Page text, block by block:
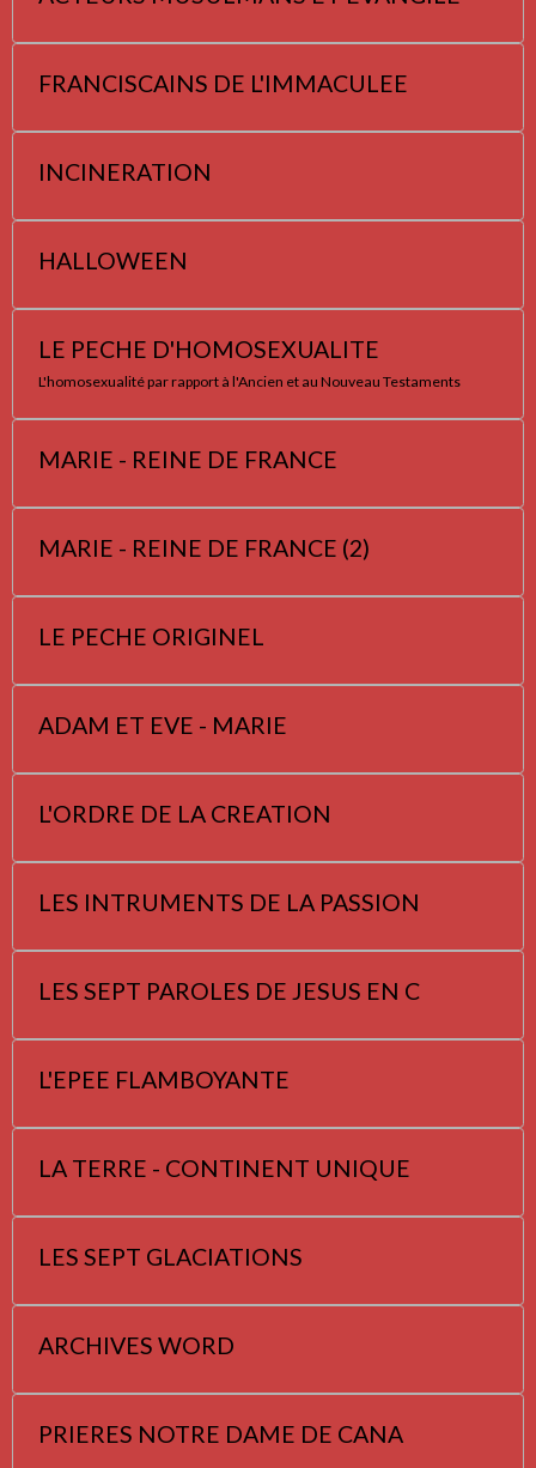
FRANCISCAINS DE L'IMMACULEE
INCINERATION
HALLOWEEN
LE PECHE D'HOMOSEXUALITE
L'homosexualité par rapport à l'Ancien et au Nouveau Testaments
MARIE - REINE DE FRANCE
MARIE - REINE DE FRANCE (2)
LE PECHE ORIGINEL
ADAM ET EVE - MARIE
L'ORDRE DE LA CREATION
LES INTRUMENTS DE LA PASSION
LES SEPT PAROLES DE JESUS EN C
L'EPEE FLAMBOYANTE
LA TERRE - CONTINENT UNIQUE
LES SEPT GLACIATIONS
ARCHIVES WORD
PRIERES NOTRE DAME DE CANA